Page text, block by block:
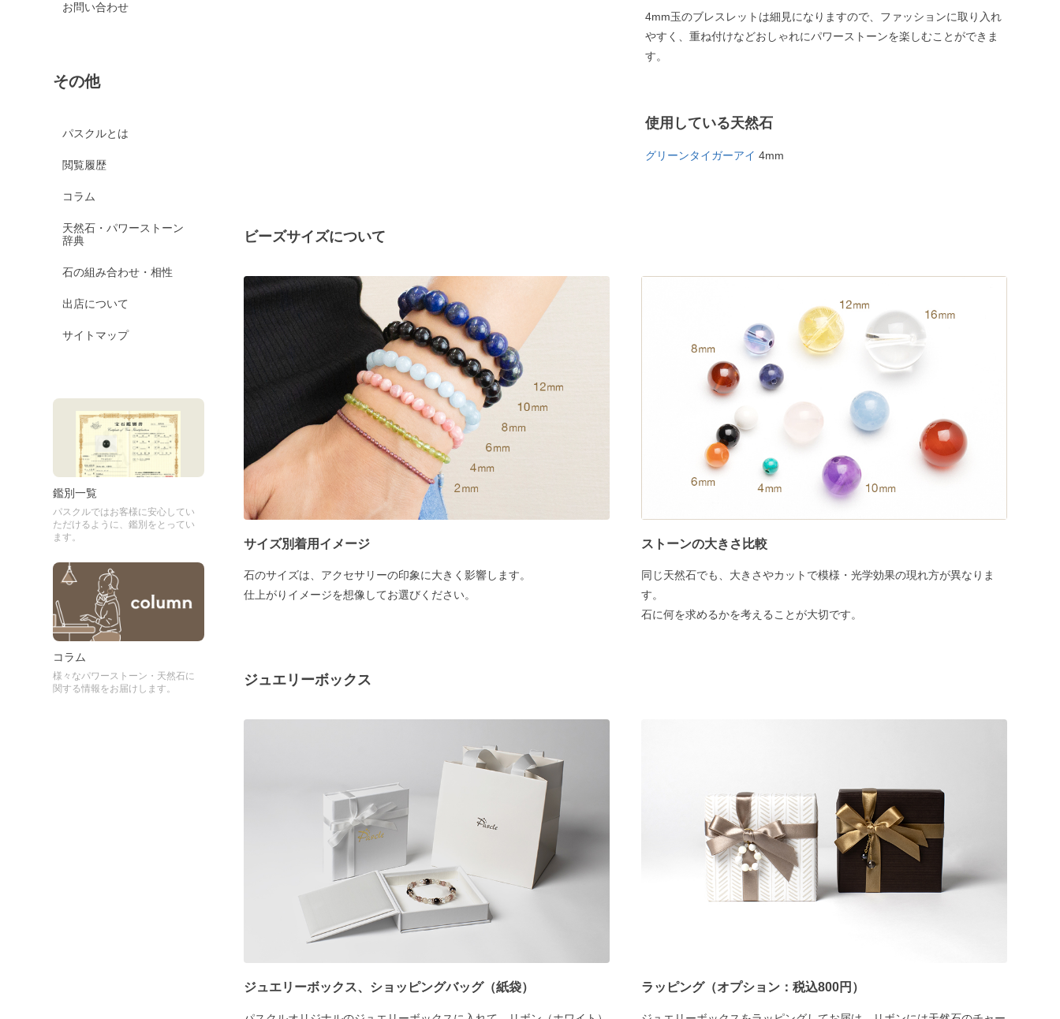
お問い合わせ
その他
パスクルとは
閲覧履歴
コラム
天然石・パワーストーン
辞典
石の組み合わせ・相性
出店について
サイトマップ
鑑別一覧
パスクルではお客様に安心してい
ただけるように、鑑別をとってい
ます。
コラム
様々なパワーストーン・天然石に
関する情報をお届けします。
4mm玉のブレスレットは細見になりますので、ファッションに取り入れ
やすく、重ね付けなどおしゃれにパワーストーンを楽しむことができま
す。
使用している天然石
グリーンタイガーアイ 4mm
ビーズサイズについて
サイズ別着用イメージ
石のサイズは、アクセサリーの印象に大きく影響します。
仕上がりイメージを想像してお選びください。
ストーンの大きさ比較
同じ天然石でも、大きさやカットで模様・光学効果の現れ方が異なりま
す。
石に何を求めるかを考えることが大切です。
ジュエリーボックス
ジュエリーボックス、ショッピングバッグ（紙袋） ラッピング（オプション：税込800円）